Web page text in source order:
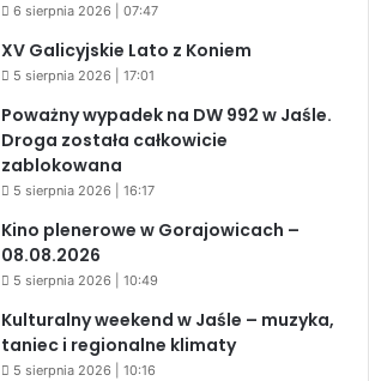
6 sierpnia 2026 | 07:47
XV Galicyjskie Lato z Koniem
5 sierpnia 2026 | 17:01
Poważny wypadek na DW 992 w Jaśle.
Droga została całkowicie
zablokowana
5 sierpnia 2026 | 16:17
Kino plenerowe w Gorajowicach –
08.08.2026
5 sierpnia 2026 | 10:49
Kulturalny weekend w Jaśle – muzyka,
taniec i regionalne klimaty
5 sierpnia 2026 | 10:16